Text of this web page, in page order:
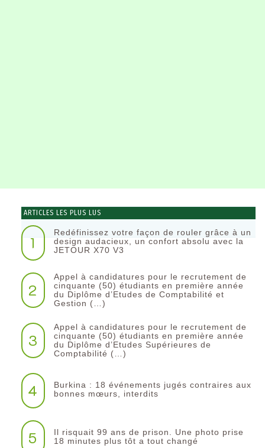
ARTICLES LES PLUS LUS
1
Redéfinissez votre façon de rouler grâce à un
design audacieux, un confort absolu avec la
JETOUR X70 V3
2
Appel à candidatures pour le recrutement de
cinquante (50) étudiants en première année
du Diplôme d’Etudes de Comptabilité et
Gestion (…)
3
Appel à candidatures pour le recrutement de
cinquante (50) étudiants en première année
du Diplôme d’Etudes Supérieures de
Comptabilité (…)
4
Burkina : 18 événements jugés contraires aux
bonnes mœurs, interdits
5
Il risquait 99 ans de prison. Une photo prise
18 minutes plus tôt a tout changé